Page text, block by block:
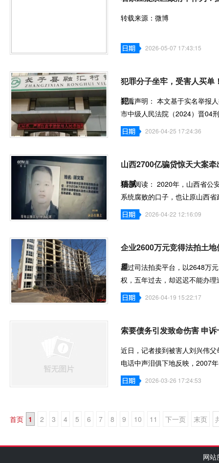
转载来源：微博
2026-05-07 17:43:15
犯罪分子坐牢，受害人买单
犯，
郑重声明： 本文基于实名举报
市中级人民法院（2024）晋04
生效裁判文书所2026-04-25 17:24:36
山西2700亿骗贷惊天大案
猫腻
核心阅读： 2020年，山西省公
系统腐败的口子，也让原山西
浮出水面。 专2026-04-22 12:16:09
企业2600万元竞得法拍土
星
通过司法拍卖平台，以2648万
权，五年过去，却迟迟不能办
星新闻记者调查2026-04-19 15:22:17
索要债务引发致命伤害 申
近日，记者接到被害人刘兴伟
电话中声泪俱下地反映，2007
争议，其子刘2026-03-26 17:24:53
首页 1 2 3 4 5 6 7 8 9 10 11 下一页 末页
网站